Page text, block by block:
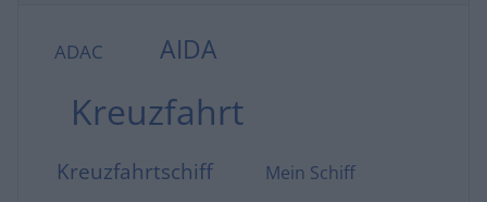
ADAC AIDA
Kreuzfahrt
Kreuzfahrtschiff Mein Schiff